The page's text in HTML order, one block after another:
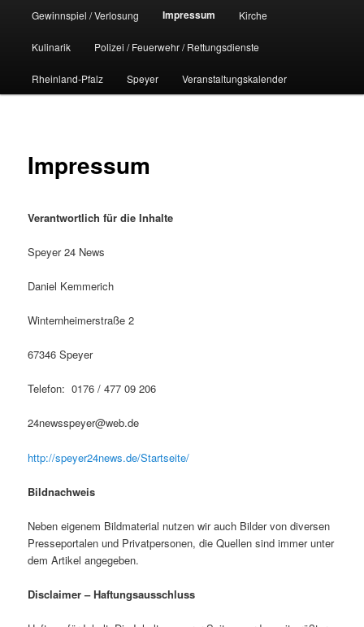
Gewinnspiel / Verlosung Impressum Kirche
Kulinarik Polizei / Feuerwehr / Rettungsdienste
Rheinland-Pfalz Speyer Veranstaltungskalender
Impressum
Verantwortlich für die Inhalte
Speyer 24 News
Daniel Kemmerich
Winternheimerstraße 2
67346 Speyer
Telefon: 0176 / 477 09 206
24newsspeyer@web.de
http://speyer24news.de/Startseite/
Bildnachweis
Neben eigenem Bildmaterial nutzen wir auch Bilder von diversen
Presseportalen und Privatpersonen, die Quellen sind immer unter
dem Artikel angegeben.
Disclaimer – Haftungsausschluss